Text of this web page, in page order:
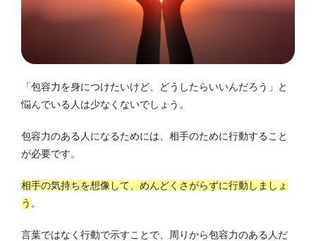
「包容力を身につけたいけど、どうしたらいいんだろう」と
悩んでいる人は少なくないでしょう。
包容力のある人になるためには、相手のために行動すること
が必要です。
相手の気持ちを想像して、めんどくさがらずに行動しましょ
う 。
言葉ではなく行動で示すことで、周りから包容力のある人だ